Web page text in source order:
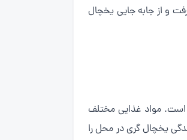
و از جابه جایی یخچال
است. مواد غذایی مختلف
یخچال گری در محل را